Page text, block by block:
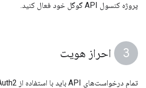
پروژه کنسول API گوگل خود فعال کنید.
احراز هویت
تمام درخواست‌های API باید با استفاده از OAuth2 تأیید اعتبار شوند.